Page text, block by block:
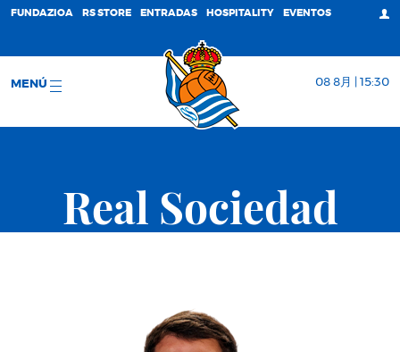
FUNDAZIOA RS STORE ENTRADAS HOSPITALITY EVENTOS
MENÚ 08 8月 | 15:30
Real Sociedad